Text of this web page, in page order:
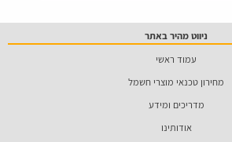
ניווט מהיר באתר
עמוד ראשי
מחירון טכנאי מוצרי חשמל
מדריכים ומידע
אודותינו